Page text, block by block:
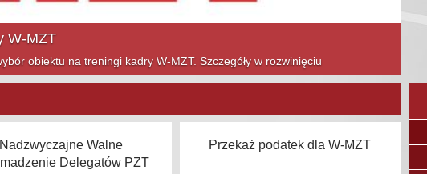
sezonie! Szczegóły w rozwinięciu
Nadzwyczajne Walne
Delegatów PZT
Przekaż podatek dla W-MZT